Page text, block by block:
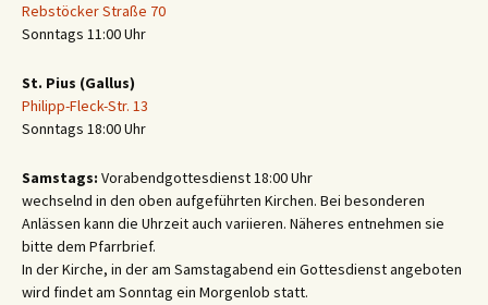
Rebstöcker Straße 70
Sonntags 11:00 Uhr
St. Pius (Gallus)
Philipp-Fleck-Str. 13
Sonntags 18:00 Uhr
Samstags: Vorabendgottesdienst 18:00 Uhr
wechselnd in den oben aufgeführten Kirchen. Bei besonderen
Anlässen kann die Uhrzeit auch variieren. Näheres entnehmen sie
bitte dem Pfarrbrief.
In der Kirche, in der am Samstagabend ein Gottesdienst angeboten
wird findet am Sonntag ein Morgenlob statt.